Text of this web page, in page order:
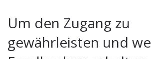
Um den Zugang zu
gewährleisten und